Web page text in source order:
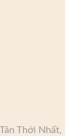
Thới Nhất,